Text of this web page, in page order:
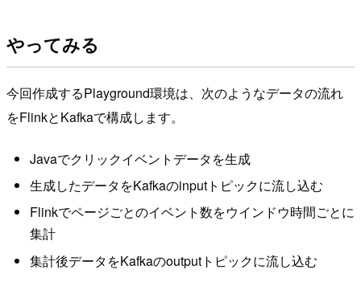
やってみる
今回作成するPlayground環境は、次のようなデータの流れ
をFlinkとKafkaで構成します。
Javaでクリックイベントデータを生成
生成したデータをKafkaのinputトピックに流し込む
Flinkでページごとのイベント数をウインドウ時間ごとに
集計
集計後データをKafkaのoutputトピックに流し込む